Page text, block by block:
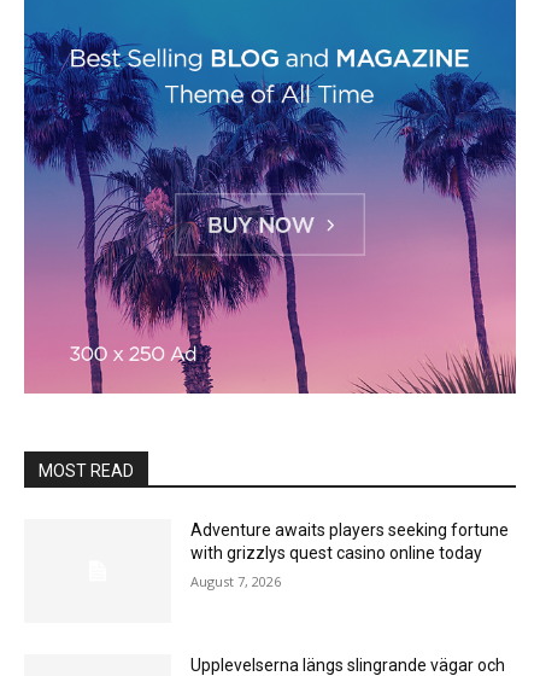
MOST READ
Adventure awaits players seeking fortune
with grizzlys quest casino online today
August 7, 2026
Upplevelserna längs slingrande vägar och